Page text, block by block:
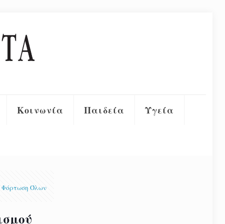
Κοινωνία Παιδεία Υγεία
Φόρτωση Όλων